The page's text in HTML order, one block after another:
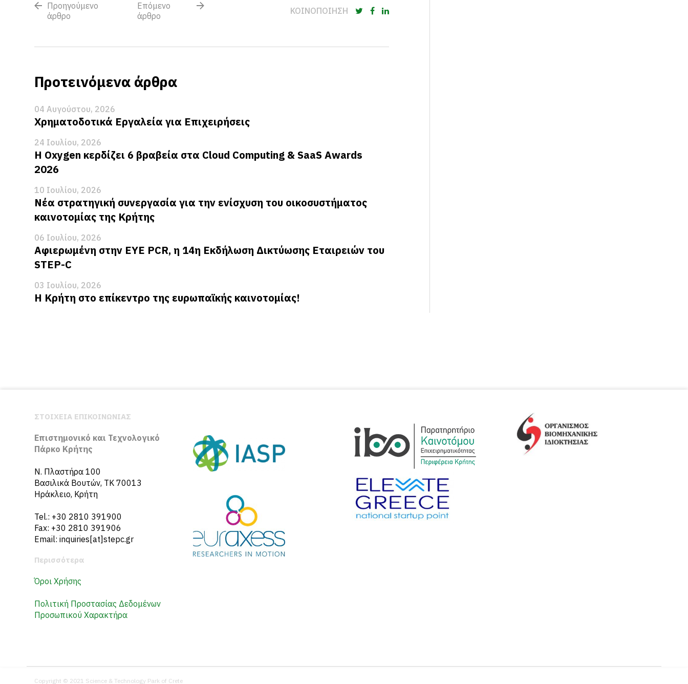
Προηγούμενο
άρθρο
Επόμενο
άρθρο
ΚΟΙΝΟΠΟΙΗΣΗ
Προτεινόμενα άρθρα
04 Αυγούστου, 2026
Χρηματοδοτικά Εργαλεία για Επιχειρήσεις
24 Ιουλίου, 2026
Η Oxygen κερδίζει 6 βραβεία στα Cloud Computing & SaaS Awards
2026
10 Ιουλίου, 2026
Νέα στρατηγική συνεργασία για την ενίσχυση του οικοσυστήματος
καινοτομίας της Κρήτης
06 Ιουλίου, 2026
Αφιερωμένη στην EYE PCR, η 14η Εκδήλωση Δικτύωσης Εταιρειών του
STEP-C
03 Ιουλίου, 2026
Η Κρήτη στο επίκεντρο της ευρωπαϊκής καινοτομίας!
ΣΤΟΙΧΕΙΑ ΕΠΙΚΟΙΝΩΝΙΑΣ
Επιστημονικό και Τεχνολογικό
Πάρκο Κρήτης
N. Πλαστήρα 100
Βασιλικά Βουτών, ΤΚ 70013
Ηράκλειο, Κρήτη
Tel.: +30 2810 391900
Fax: +30 2810 391906
Email: inquiries[at]stepc.gr
Περισσότερα
Όροι Χρήσης
Πολιτική Προστασίας Δεδομένων
Προσωπικού Χαρακτήρα
Copyright © 2021 Science & Technology Park of Crete